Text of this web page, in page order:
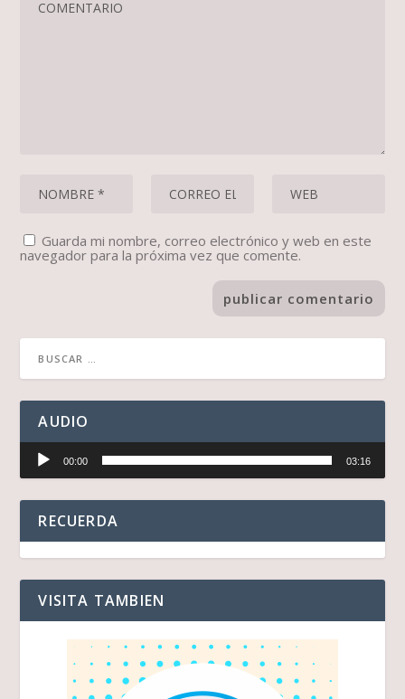
Guarda mi nombre, correo electrónico y web en este
navegador para la próxima vez que comente.
AUDIO
Reproductor
audio
00:00 03:16
RECUERDA
VISITA TAMBIEN